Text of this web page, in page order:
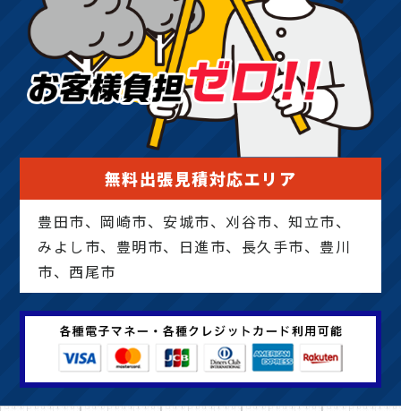
無料出張見積対応エリア
豊田市、岡崎市、安城市、刈谷市、知立市、
みよし市、豊明市、日進市、長久手市、豊川
市、西尾市